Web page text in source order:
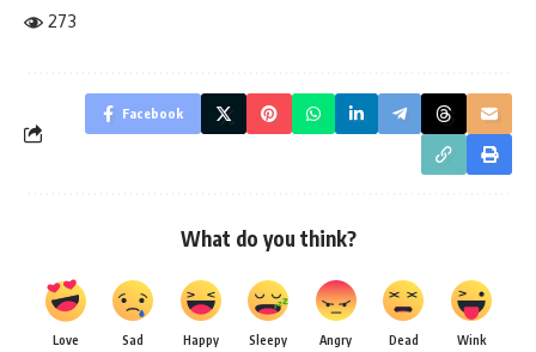
273
Facebook
What do you think?
Love Sad Happy Sleepy Angry Dead Wink